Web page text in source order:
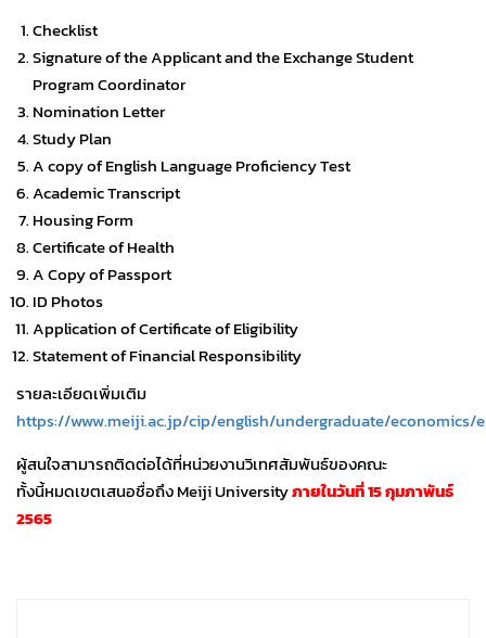
Checklist
Signature of the Applicant and the Exchange Student
Program Coordinator
Nomination Letter
Study Plan
A copy of English Language Proficiency Test
Academic Transcript
Housing Form
Certificate of Health
A Copy of Passport
ID Photos
Application of Certificate of Eligibility
Statement of Financial Responsibility
รายละเอียดเพิ่มเติม
https://www.meiji.ac.jp/cip/english/undergraduate/
ผู้สนใจสามารถติดต่อได้ที่หน่วยงานวิเทศสัมพันธ์ของคณะ
ทั้งนี้หมดเขตเสนอชื่อถึง Meiji Universityภายในวันที่ 15 กุมภาพันธ์
2565